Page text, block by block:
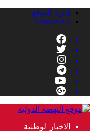
إدارة الموقع
Contact Us
الاخبار الوطنية